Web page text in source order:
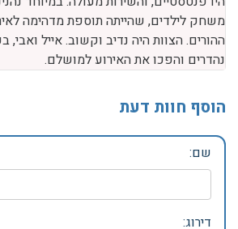
משחק לילדים, שהייתה תוספת מדהימה
ההורים. הצוות היה נדיב וקשוב. אייל ואבי,
נהדרים והפכו את האירוע למושלם.
הוסף חוות דעת
שם:
דירוג: